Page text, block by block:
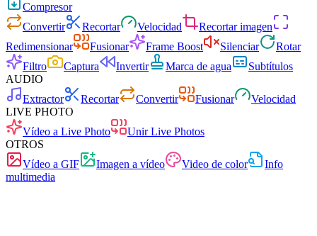
Compresor
Convertir
Recortar Velocidad
Recortar imagen
Redimensionar
Fusionar Frame Boost Silenciar
Rotar
Filtro
Captura Invertir Marca de agua
Subtítulos
AUDIO
Extractor
Recortar Convertir Fusionar
Velocidad
LIVE PHOTO
Vídeo a Live Photo
Unir Live Photos
OTROS
Vídeo a GIF
Imagen a vídeo Video de color
Info
multimedia